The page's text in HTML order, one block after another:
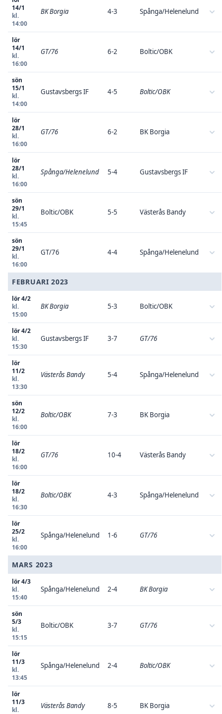
14/1
kl.
14:00
BK Borgia 4-3 Spånga/Helenelund
lör
14/1
kl.
16:00
GT/76 6-2 Boltic/OBK
sön
15/1
kl.
14:00
Gustavsbergs IF 4-5 Boltic/OBK
lör
28/1
kl.
16:00
GT/76 6-2 BK Borgia
lör
28/1
kl.
16:00
Spånga/Helenelund 5-4 Gustavsbergs IF
sön
29/1
kl.
15:45
Boltic/OBK 5-5 Västerås Bandy
sön
29/1
kl.
16:00
GT/76 4-4 Spånga/Helenelund
FEBRUARI 2023
lör 4/2
kl.
15:00
BK Borgia 5-3 Boltic/OBK
lör 4/2
kl.
15:30
Gustavsbergs IF 3-7 GT/76
lör
11/2
kl.
13:30
Västerås Bandy 5-4 Spånga/Helenelund
sön
12/2
kl.
16:00
Boltic/OBK 7-3 BK Borgia
lör
18/2
kl.
16:00
GT/76 10-4 Västerås Bandy
lör
18/2
kl.
16:30
Boltic/OBK 4-3 Spånga/Helenelund
lör
25/2
kl.
16:00
Spånga/Helenelund 1-6 GT/76
MARS 2023
lör 4/3
kl.
15:40
Spånga/Helenelund 2-4 BK Borgia
sön
5/3
kl.
15:15
Boltic/OBK 3-7 GT/76
lör
11/3
kl.
13:45
Spånga/Helenelund 2-4 Boltic/OBK
lör
11/3
kl.
Västerås Bandy 8-5 BK Borgia